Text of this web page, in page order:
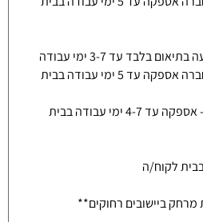
בלבד עד 3-7 ימי עבודה
* שליח עד הבית ע"י שליח חברה אספקה עד 5 ימי עבודה בבית
*התקנת מראה / כיור בלבד- אספקה עד 4-7 ימי עבודה בבית
מרחק ביישובים רחוקים**